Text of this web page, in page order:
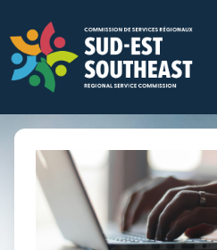
contenu
principal
Concentré sur toutes les
Nouveau-Brunswick